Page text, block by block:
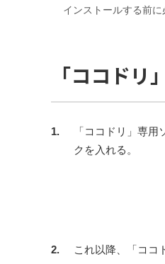
インストールする前
「ココド
1.
「ココドリ」専
クを入れる。
2. これ以降、「ココ